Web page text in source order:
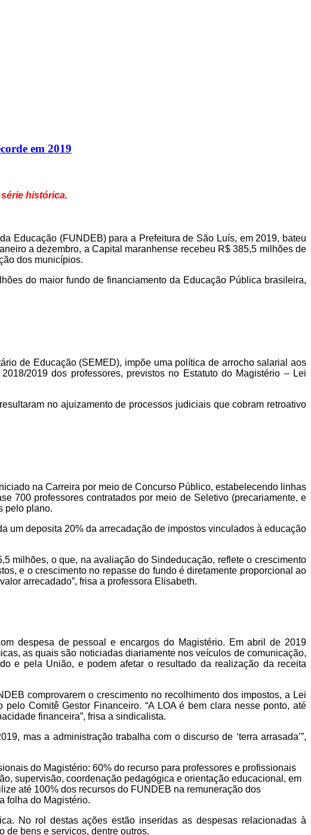
em 2019
histórica.
Educação (FUNDEB) para a Prefeitura de São Luís, em 2019, bateu
a dezembro, a Capital maranhense recebeu R$ 385,5 milhões de
dos municípios.
do maior fundo de financiamento da Educação Pública brasileira,
de Educação (SEMED), impõe uma política de arrocho salarial aos
2019 dos professores, previstos no Estatuto do Magistério – Lei
no ajuizamento de processos judiciais que cobram retroativo
na Carreira por meio de Concurso Público, estabelecendo linhas
700 professores contratados por meio de Seletivo (precariamente,e
pelo plano.
um deposita 20% da arrecadação de impostos vinculados à educação
milhões, o que, na avaliação do Sindeducação, reflete o crescimento
e o crescimento no repasse do fundo é diretamente proporcional ao
arrecadado”, frisa a professora Elisabeth.
despesa de pessoal e encargos do Magistério. Em abril de 2019
as quais são noticiadas diariamente nos veículos de comunicação,
e pela União, e podem afetar o resultado da realização da receita
comprovarem o crescimento no recolhimento dos impostos, a Lei
Comitê Gestor Financeiro. “A LOA é bem clara nesse ponto, até
financeira”, frisa a sindicalista.
9, mas a administração trabalha com o discurso de ‘terra arrasada’”,
do Magistério: 60% do recurso para professores e profissionais
supervisão, coordenação pedagógica e orientação educacional, em
até 100% dos recursos do FUNDEB na remuneração dos
folha do Magistério.
No rol destas ações estão inseridas as despesas relacionadas à
de bens e serviços, dentre outros.